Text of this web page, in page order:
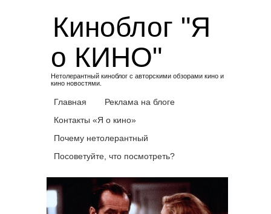
Киноблог "Я
о КИНО"
Нетолерантный киноблог с авторскими обзорами кино и
кино новостями.
Главная
Реклама на блоге
Контакты «Я о кино»
Почему нетолерантный
Посоветуйте, что посмотреть?